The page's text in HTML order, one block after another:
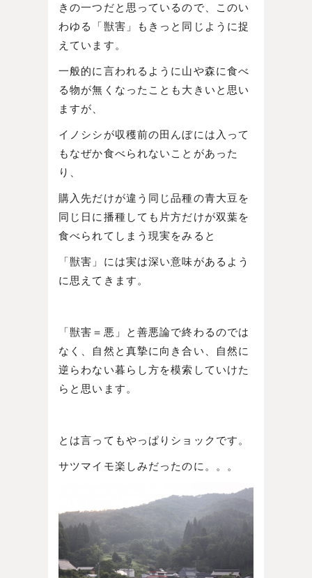
きの一つだと思っているので、このい
わゆる「獣害」もきっと同じように捉
えています。
一般的に言われるように山や森に食べ
る物が無くなったことも大きいと思い
ますが、
イノシシが収穫前の田んぼには入って
もなぜか食べられないことがあった
り、
購入先だけが違う同じ品種の青大豆を
同じ日に播種しても片方だけが双葉を
食べられてしまう現実をみると
「獣害」には実は深い意味があるよう
に思えてきます。
「獣害＝悪」と善悪論で終わるのでは
なく、自然と真摯に向き合い、自然に
逆らわない暮らし方を模索していけた
らと思います。
とは言ってもやっぱりショックです。
サツマイモ楽しみだったのに。。。